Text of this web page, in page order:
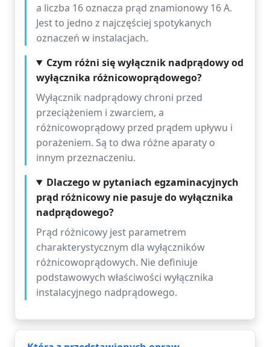
a liczba 16 oznacza prąd znamionowy 16 A.
Jest to jedno z najczęściej spotykanych
oznaczeń w instalacjach.
Czym różni się wyłącznik nadprądowy od
wyłącznika różnicowoprądowego?
Wyłącznik nadprądowy chroni przed
przeciążeniem i zwarciem, a
różnicowoprądowy przed prądem upływu i
porażeniem. Są to dwa różne aparaty o
innym przeznaczeniu.
Dlaczego w pytaniach egzaminacyjnych
prąd różnicowy nie pasuje do wyłącznika
nadprądowego?
Prąd różnicowy jest parametrem
charakterystycznym dla wyłączników
różnicowoprądowych. Nie definiuje
podstawowych właściwości wyłącznika
instalacyjnego nadprądowego.